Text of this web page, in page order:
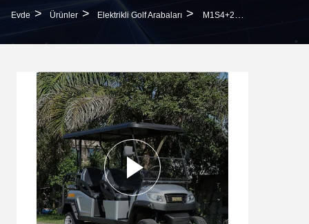
Evde > Ürünler > Elektrikli Golf Arabaları > M1S4+2 Gümüş Gri 6 Koltuklu Elektrikli Golf Arabaları 4 Tekerlekli Golf Arabası ISO Sertifikalı,Özelleştirilebilir Renklerle